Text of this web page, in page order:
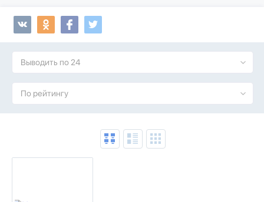
Выводить по 24
По рейтингу